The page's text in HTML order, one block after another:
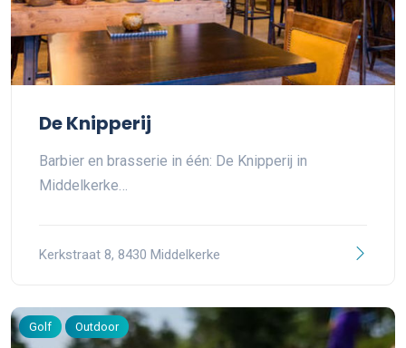
De Knipperij
Barbier en brasserie in één: De Knipperij in
Middelkerke…
Kerkstraat 8, 8430 Middelkerke
Golf Outdoor